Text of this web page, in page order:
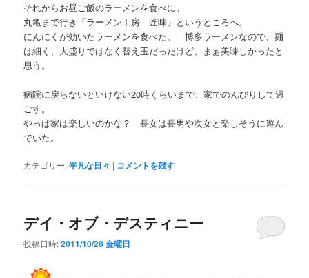
それからお昼ご飯のラーメンを食べに。
丸亀まで行き「ラーメン工房 匠味」というところへ。
にんにくが効いたラーメンを食べた。 博多ラーメンなので、麺
は細く、大盛りではなく替え玉だったけど、まぁ美味しかったと
思う。
病院に戻らないといけない20時くらいまで、家でのんびりして過
ごす。
やっぱ家は楽しいのかな？ 長女は長男や次女と楽しそうに遊ん
でいた。
カテゴリー:平凡な日々 | コメントを残す
デイ・オブ・デスティニー
投稿日時:2011/10/28 金曜日